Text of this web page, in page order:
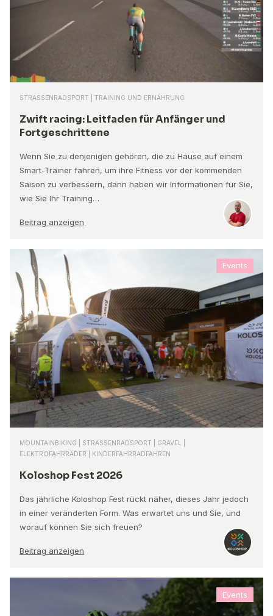
STRASSENRADSPORT | TRAINING UND ERNÄHRUNG
Zwift racing: Leitfaden für Anfänger und
Fortgeschrittene
Wenn Sie zu denjenigen gehören, die zu Hause auf einem
Smart-Trainer fahren, um ihre Fitness vor der kommenden
Saison zu verbessern, dann haben wir Informationen für Sie,
wie Sie Ihr Training…
Beitrag anzeigen
Events
MOUNTAINBIKING | STRASSENRADSPORT | GRAVEL |
ELEKTROFAHRRÄDER | KINDERFAHRRADFAHREN
Koloshop Fest 2026
Das jährliche Koloshop Fest rückt näher, dieses Jahr jedoch
in einer veränderten Form. Was erwartet uns und Sie, und
worauf können Sie sich freuen?
Beitrag anzeigen
Events